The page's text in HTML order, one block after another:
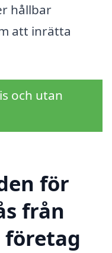
hållbar
att inrätta
och utan
för
från
företag